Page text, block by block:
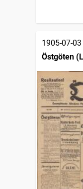
1905-07-03
Östgöten